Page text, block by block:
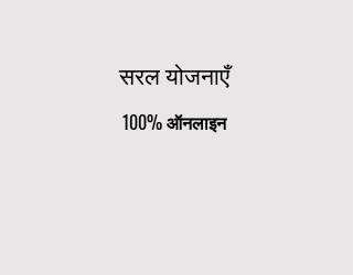
सरल योजनाएँ
100% ऑनलाइन